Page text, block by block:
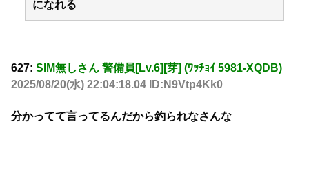
になれる
627: SIM無しさん 警備員[Lv.6][芽] (ﾜｯﾁｮｲ 5981-XQDB)
2025/08/20(水) 22:04:18.04 ID:N9Vtp4Kk0
分かってて言ってるんだから釣られなさんな